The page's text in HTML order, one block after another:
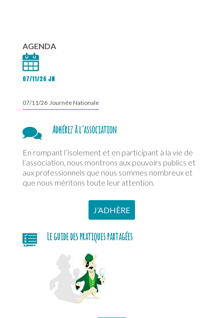
AGENDA
07/11/26 JN
07/11/26 Journée Nationale
Adhérez à l’association
En rompant l’isolement et en participant à la vie de
l’association, nous montrons aux pouvoirs publics et
aux professionnels que nous sommes nombreux et
que nous méritons toute leur attention.
J’ADHÈRE
Le guide des pratiques partagées